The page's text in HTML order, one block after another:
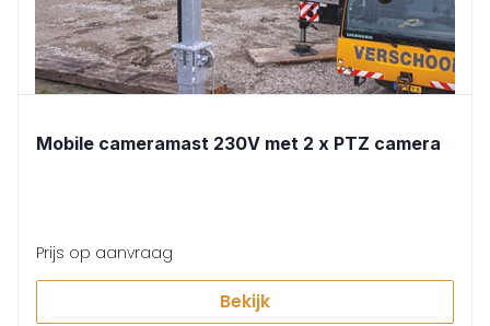
Mobile cameramast 230V met 2 x PTZ camera
Prijs op aanvraag
Bekijk